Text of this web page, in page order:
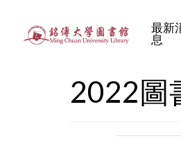
最新
息
2022圖